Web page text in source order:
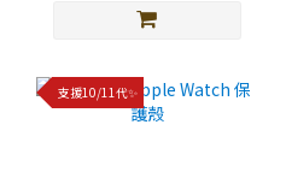
支援10/11代✨